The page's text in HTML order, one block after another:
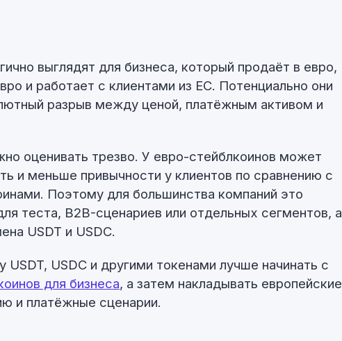
выглядят для бизнеса, который продаёт в евро,
и работает с клиентами из ЕС. Потенциально они
разрыв между ценой, платёжным активом и
оценивать трезво. У евро-стейблкоинов может
и меньше привычности у клиентов по сравнению с
Поэтому для большинства компаний это
теста, B2B-сценариев или отдельных сегментов, а
USDT и USDC.
USDC и другими токенами лучше начинать с
для бизнеса, а затем накладывать европейские
и платёжные сценарии.